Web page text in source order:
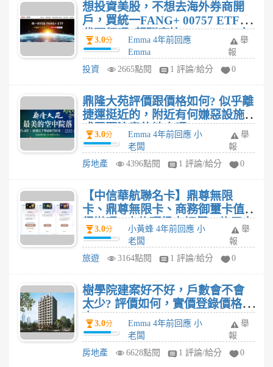
想投資美股，不想去海外券商開
戶，買統一FANG+ 00757 ETF替
代可行嗎?報酬率比VOO QQQ之
類的如何?
3.0分
Emma 4年前回應
Emma
舉
報
投資
2665點閱 1 評論/給分 0
鼎隆大苑評價跟價格如何? 似乎離
捷運挺近的，附近有何嫌惡設施
或需要注意的地方嗎?
3.0分
Emma 4年前回應 小
老闆
舉
報
房地產
4396點閱 1 評論/給分 0
【中信華航聯名卡】鼎尊無限
卡、鼎尊無限卡、商務御璽卡值
得辦嗎? 中信頂級卡評價，信用卡
繳年費划算嗎?
3.0分
小黃蜂 4年前回應 小
老闆
舉
報
旅遊
3164點閱 1 評論/給分 0
樹學院建案好不好，戶數會不會
太少? 評價如何，實價登錄價格多
少?3.0分
Emma 4年前回應 小
老闆
舉
報
房地產
6628點閱 1 評論/給分 0